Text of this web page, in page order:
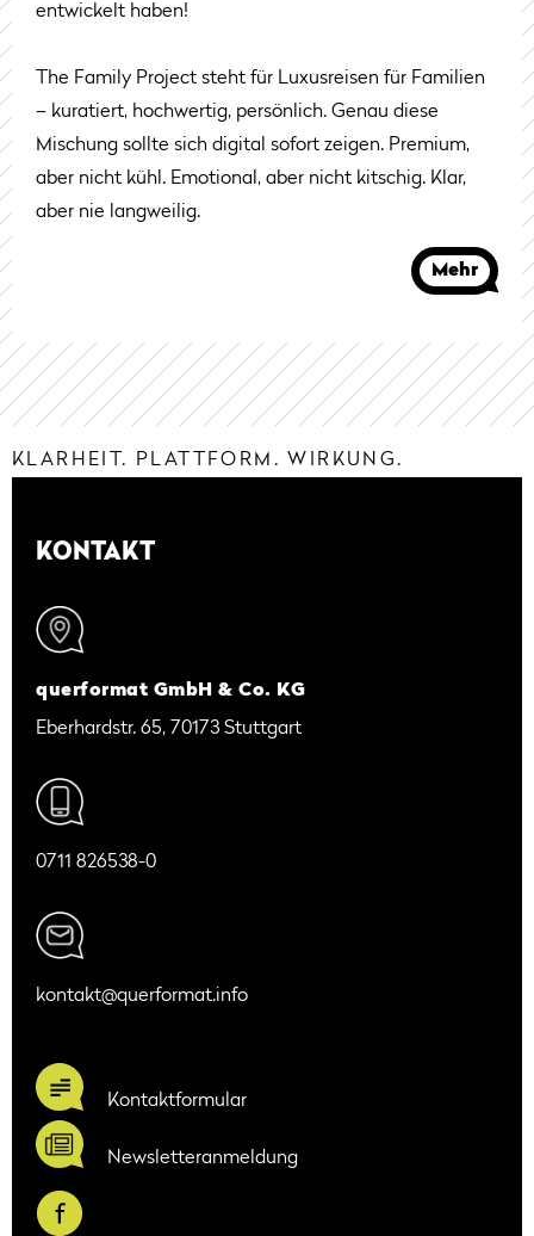
entwickelt haben!
The Family Project steht für Luxusreisen für Familien
– kuratiert, hochwertig, persönlich. Genau diese
Mischung sollte sich digital sofort zeigen. Premium,
aber nicht kühl. Emotional, aber nicht kitschig. Klar,
aber nie langweilig.
Mehr
KLARHEIT. PLATTFORM. WIRKUNG.
KONTAKT
querformat GmbH & Co. KG
Eberhardstr. 65, 70173 Stuttgart
0711 826538-0
kontakt@querformat.info
Kontaktformular
Newsletteranmeldung